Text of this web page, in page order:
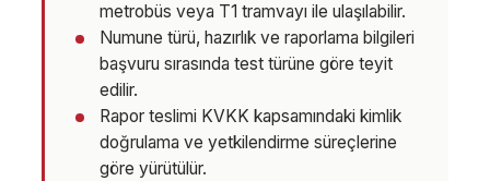
metrobüs veya T1 tramvayı ile ulaşılabilir.
Numune türü, hazırlık ve raporlama bilgileri
başvuru sırasında test türüne göre teyit
edilir.
Rapor teslimi KVKK kapsamındaki kimlik
doğrulama ve yetkilendirme süreçlerine
göre yürütülür.